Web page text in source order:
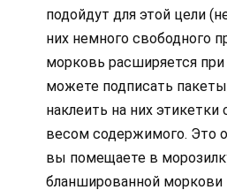
подойдут для этой цели
них немного свободного
морковь расширяется
можете подписать
наклеить на них
весом содержимого. Это
вы помещаете в
бланшированной моркови